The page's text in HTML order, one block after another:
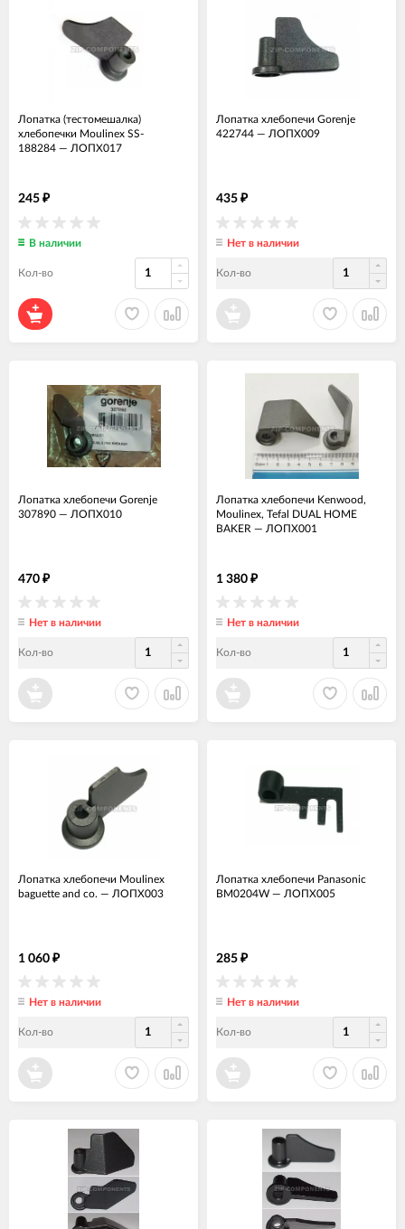
Лопатка (тестомешалка)
хлебопечки Moulinex SS-
188284 — ЛОПХ017
245 ₽
В наличии
Кол-во
Лопатка хлебопечи Gorenje
422744 — ЛОПХ009
435 ₽
Нет в наличии
Кол-во
Лопатка хлебопечи Gorenje
307890 — ЛОПХ010
470 ₽
Нет в наличии
Кол-во
Лопатка хлебопечи Kenwood,
Moulinex, Tefal DUAL HOME
BAKER — ЛОПХ001
1 380 ₽
Нет в наличии
Кол-во
Лопатка хлебопечи Moulinex
baguette and co. — ЛОПХ003
1 060 ₽
Нет в наличии
Кол-во
Лопатка хлебопечи Panasonic
BM0204W — ЛОПХ005
285 ₽
Нет в наличии
Кол-во